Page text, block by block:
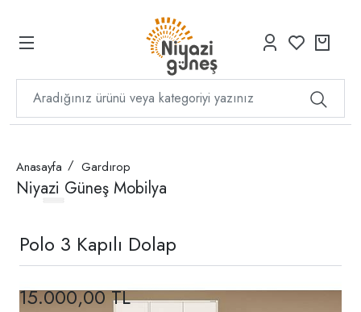
Anasayfa Gardırop
Niyazi Güneş Mobilya
Polo 3 Kapılı Dolap
15.000,00 TL